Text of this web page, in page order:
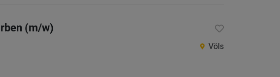
(m/w)
Völs